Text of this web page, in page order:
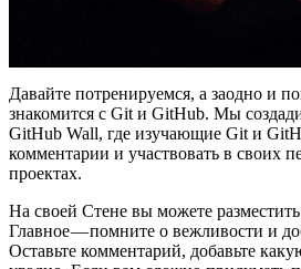
Давайте потренируемся, а заодно и
знакомится с Git и GitHub. Мы
GitHub Wall, где изучающие Git и
комментарии и участвовать в своих
проектах.
На своей Стене вы можете
Главное — помните о вежливости и
Оставьте комментарий, добавьте